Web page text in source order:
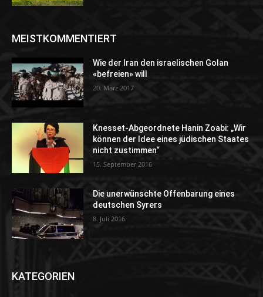
MEISTKOMMENTIERT
Wie der Iran den israelischen Golan
«befreien» will
20. März 2017
Knesset-Abgeordnete Hanin Zoabi: „Wir
können der Idee eines jüdischen Staates
nicht zustimmen“
15. September 2016
Die unerwünschte Offenbarung eines
deutschen Syrers
8. Juli 2016
KATEGORIEN